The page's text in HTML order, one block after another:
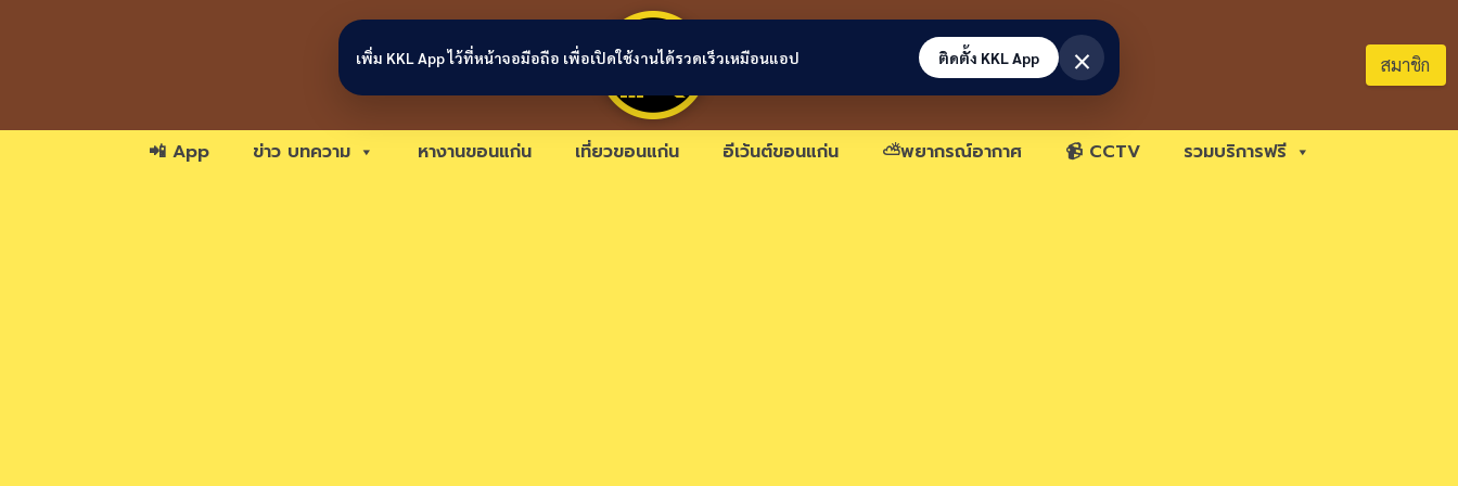
ขอนแก่นลิงก์ สมาชิก
📲 App ข่าว บทความ หางานขอนแก่น เที่ยวขอนแก่น อีเว้นต์ขอนแก่น ⛅พยากรณ์อากาศ 📹 CCTV รวมบริการฟรี
เพิ่ม KKL App ไว้ที่หน้าจอมือถือ เพื่อเปิดใช้งานได้รวดเร็วเหมือนแอป ติดตั้ง KKL App ×